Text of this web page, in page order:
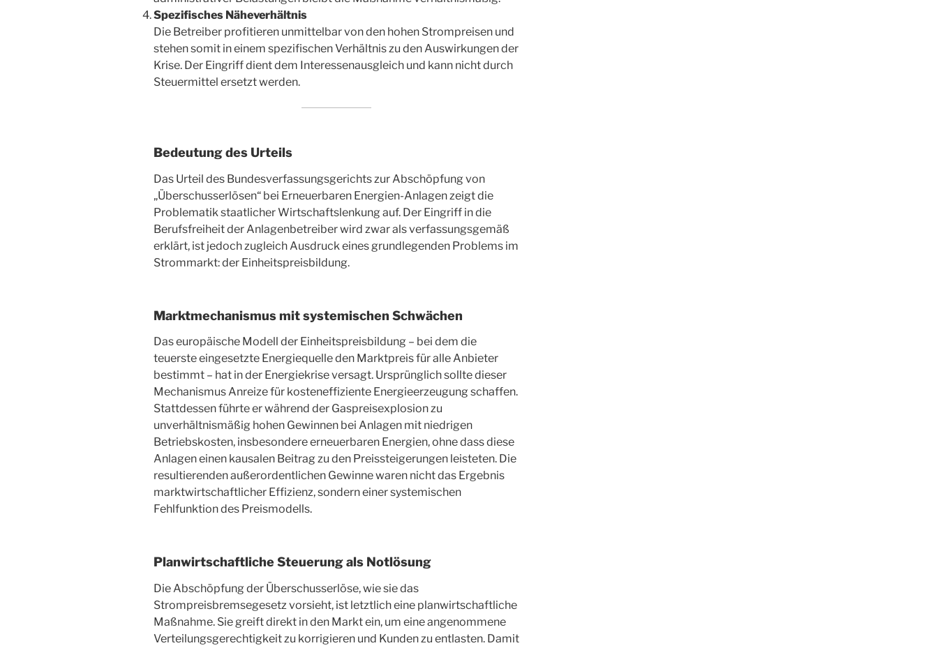
Spezifisches Näheverhältnis
Die Betreiber profitieren unmittelbar von den hohen Strompreisen und
stehen somit in einem spezifischen Verhältnis zu den Auswirkungen der
Krise. Der Eingriff dient dem Interessenausgleich und kann nicht durch
Steuermittel ersetzt werden.
Bedeutung des Urteils
Das Urteil des Bundesverfassungsgerichts zur Abschöpfung von
„Überschusserlösen“ bei Erneuerbaren Energien-Anlagen zeigt die
Problematik staatlicher Wirtschaftslenkung auf. Der Eingriff in die
Berufsfreiheit der Anlagenbetreiber wird zwar als verfassungsgemäß
erklärt, ist jedoch zugleich Ausdruck eines grundlegenden Problems im
Strommarkt: der Einheitspreisbildung.
Marktmechanismus mit systemischen Schwächen
Das europäische Modell der Einheitspreisbildung – bei dem die
teuerste eingesetzte Energiequelle den Marktpreis für alle Anbieter
bestimmt – hat in der Energiekrise versagt. Ursprünglich sollte dieser
Mechanismus Anreize für kosteneffiziente Energieerzeugung schaffen.
Stattdessen führte er während der Gaspreisexplosion zu
unverhältnismäßig hohen Gewinnen bei Anlagen mit niedrigen
Betriebskosten, insbesondere erneuerbaren Energien, ohne dass diese
Anlagen einen kausalen Beitrag zu den Preissteigerungen leisteten. Die
resultierenden außerordentlichen Gewinne waren nicht das Ergebnis
marktwirtschaftlicher Effizienz, sondern einer systemischen
Fehlfunktion des Preismodells.
Planwirtschaftliche Steuerung als Notlösung
Die Abschöpfung der Überschusserlöse, wie sie das
Strompreisbremsegesetz vorsieht, ist letztlich eine planwirtschaftliche
Maßnahme. Sie greift direkt in den Markt ein, um eine angenommene
Verteilungsgerechtigkeit zu korrigieren und Kunden zu entlasten. Damit